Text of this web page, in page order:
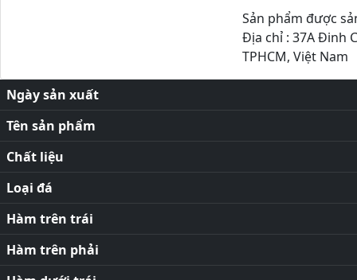
Sản phẩm được
Địa chỉ : 37A Đinh
TPHCM, Việt Nam
Ngày sản xuất
Tên sản phẩm
Chất liệu
Loại đá
Hàm trên trái
Hàm trên phải